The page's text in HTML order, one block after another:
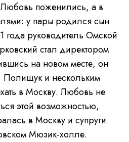
поженились, а в
у пары родился сын
года руководитель Омской
стал директором
на новом месте, он
и нескольким
в Москву. Любовь не
этой возможностью,
в Москву и супруги
Мюзик-холле.